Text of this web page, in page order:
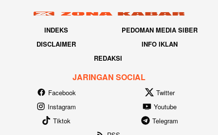
INDEKS
PEDOMAN MEDIA SIBER
DISCLAIMER
INFO IKLAN
REDAKSI
JARINGAN SOCIAL
Facebook
Twitter
Instagram
Youtube
Tiktok
Telegram